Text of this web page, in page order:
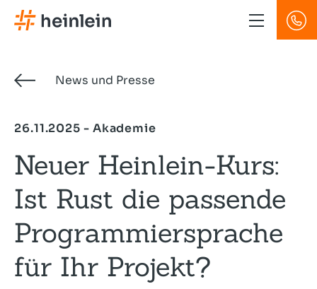
Direkt
zum
News und Presse
26.11.2025 - Akademie
Neuer Heinlein-Kurs:
Ist Rust die passende
Programmier­sprache
für Ihr Projekt?